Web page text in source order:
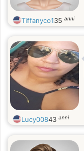
Tiffanyco135 anni
Lucy00843 anni